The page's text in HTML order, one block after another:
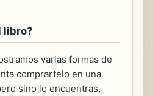
libro?
varias formas de
comprartelo en una
sino lo encuentras,